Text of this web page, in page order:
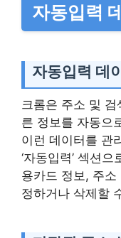
자동입력
자동입력 데
크롬은 주소 및
른 정보를 자동으
이런 데이터를 관
‘자동입력’ 섹션
용카드 정보, 주
정하거나 삭제할